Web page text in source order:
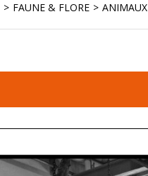
FAUNE & FLORE ANIMAUX